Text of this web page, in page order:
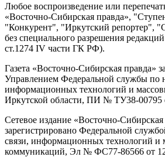
Любое воспроизведение или
«Восточно-Сибирская правда»,
"Конкурент", "Иркутский репортер",
без специального разрешения
ст.1274 IV части ГК РФ).
Газета «Восточно-Сибирская правда»
Управлением Федеральной службы по
информационных технологий и
Иркутской области, ПИ № ТУ38-00795
Сетевое издание «Восточно-
зарегистрировано Федеральной
связи, информационных технологий и
коммуникаций, Эл № ФС77-86566 от 12